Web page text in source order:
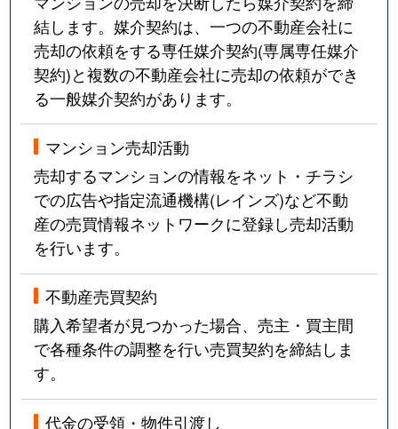
宮崎 6,500万円 宮崎台
徒歩5分
宮崎
3,100万円 宮崎台
徒歩11
宮崎
1,200万円 宮崎台
宮崎
6,000万円
宮崎
6,500万円 宮崎台
徒歩6分
宮崎
630万円 宮崎台
徒歩8分
宮崎
2,400万円 宮崎台
徒歩2分
宮崎
1,200万円 宮崎台
徒歩6分
宮崎
5,900万円 宮崎台
徒歩6分
宮崎
6,000万円 宮崎台
徒歩4分
結します。媒介契約は、一つの不動産会社に
売却の依頼をする専任媒介契約(専属専任媒介
契約)と複数の不動産会社に売却の依頼ができ
る一般媒介契約があります。
マンション売却活動
売却するマンションの情報をネット・チラシ
での広告や指定流通機構(レインズ)など不動
産の売買情報ネットワークに登録し売却活動
を行います。
不動産売買契約
購入希望者が見つかった場合、売主・買主間
で各種条件の調整を行い売買契約を締結しま
す。
代金の受領・物件引渡し